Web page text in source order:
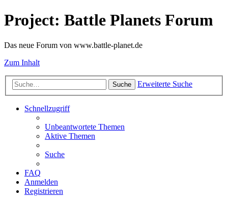
Project: Battle Planets Forum
Das neue Forum von www.battle-planet.de
Zum Inhalt
Suche Erweiterte Suche
Schnellzugriff
Unbeantwortete Themen
Aktive Themen
Suche
FAQ
Anmelden
Registrieren